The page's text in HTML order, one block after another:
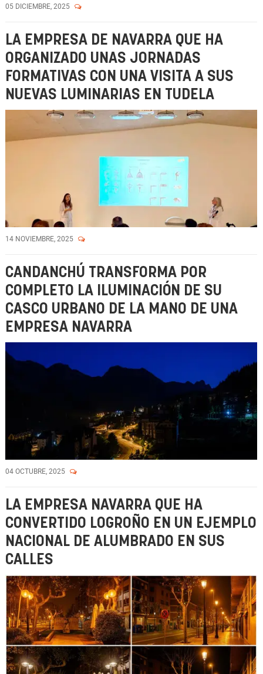
05 DICIEMBRE, 2025
LA EMPRESA DE NAVARRA QUE HA
ORGANIZADO UNAS JORNADAS
FORMATIVAS CON UNA VISITA A SUS
NUEVAS LUMINARIAS EN TUDELA
14 NOVIEMBRE, 2025
CANDANCHÚ TRANSFORMA POR
COMPLETO LA ILUMINACIÓN DE SU
CASCO URBANO DE LA MANO DE UNA
EMPRESA NAVARRA
04 OCTUBRE, 2025
LA EMPRESA NAVARRA QUE HA
CONVERTIDO LOGROÑO EN UN EJEMPLO
NACIONAL DE ALUMBRADO EN SUS
CALLES